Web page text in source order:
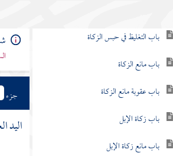
باب التغليظ في حبس الزكاة
باب مانع الزكاة
باب عقوبة مانع الزكاة
باب زكاة الإبل
باب مانع زكاة الإبل
جزء
اليد